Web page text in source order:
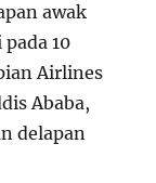
awak
10
Airlines
Ababa,
delapan